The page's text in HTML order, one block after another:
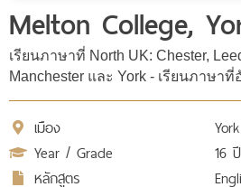
Melton College,
เรียนภาษาที่ North UK: Chester,
Manchester และ York - เรียนภาษาที่
เมือง
York
Year / Grade
16
หลักสูตร